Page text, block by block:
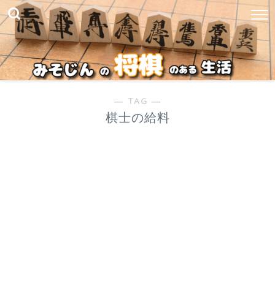
― TAG ―
棋士の給料